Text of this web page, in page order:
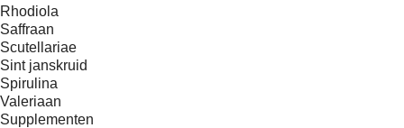
Rhodiola
Saffraan
Scutellariae
Sint janskruid
Spirulina
Valeriaan
Supplementen